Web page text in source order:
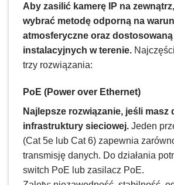
Aby zasilić kamerę IP na
wybrać metodę odporną na
atmosferyczne oraz
instalacyjnych w terenie.
trzy rozwiązania:
PoE (Power over Ethernet)
Najlepsze rozwiązanie, jeśli masz
infrastruktury sieciowej. Jeden
(Cat 5e lub Cat 6) zapewnia
transmisję danych. Do działania
switch PoE lub zasilacz PoE.